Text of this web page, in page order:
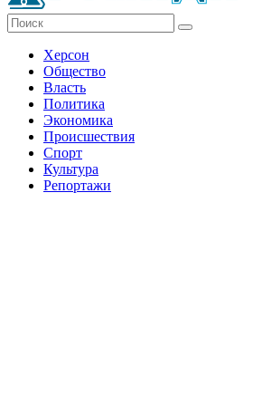
Херсон
Общество
Власть
Политика
Экономика
Происшествия
Спорт
Культура
Репортажи